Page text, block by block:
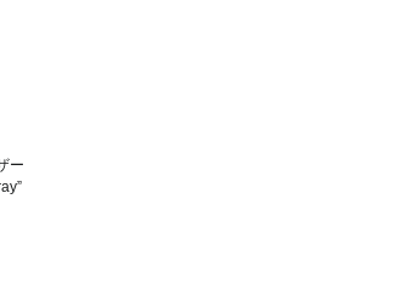
ー